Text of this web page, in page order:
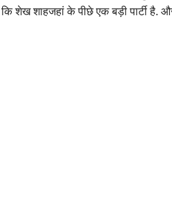
शेख शाहजहां के पीछे एक बड़ी पार्टी है.